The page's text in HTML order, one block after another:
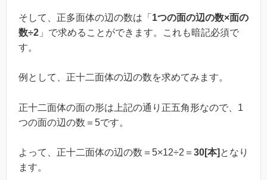
そして、正多面体の辺の数は「 1つの面の辺の数×面の
数÷2 」で求めることができます。これも暗記必須で
す。
例として、正十二面体の辺の数を求めてみます。
正十二面体の面の形は上記の通り正五角形なので、1
つの面の辺の数＝5です。
よって、正十二面体の辺の数＝5×12÷2＝ 30[本] となり
ます。